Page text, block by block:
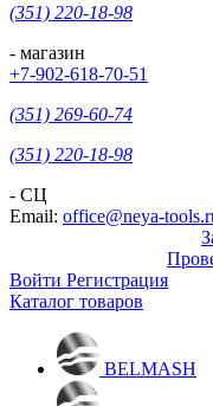
(351) 220-18-98
- магазин
+7-902-618-70-51
(351) 269-60-74
(351) 220-18-98
- СЦ
Email: office@neya-
Войти Регистрация
Каталог товаров
BELMASH